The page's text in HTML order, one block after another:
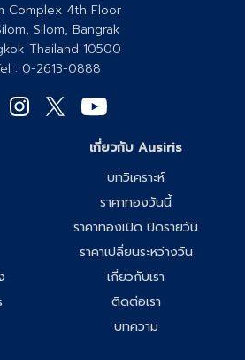
Complex 4th Floor
Silom, Bangrak
Thailand 10500
: 0-2613-0888
เกี่ยวกับ Ausiris
บทวิเคราะห์
ราคาทองวันนี้
ราคาทองเปิด ปิดรายวัน
ราคาเปลี่ยนระหว่างวัน
เกี่ยวกับเรา
ติดต่อเรา
บทความ